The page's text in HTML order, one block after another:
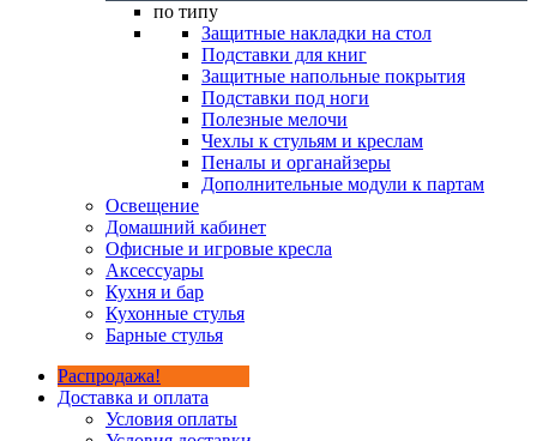
по типу
Защитные накладки на стол
Подставки для книг
Защитные напольные покрытия
Подставки под ноги
Полезные мелочи
Чехлы к стульям и креслам
Пеналы и органайзеры
Дополнительные модули к партам
Освещение
Домашний кабинет
Офисные и игровые кресла
Аксессуары
Кухня и бар
Кухонные стулья
Барные стулья
Распродажа!
Доставка и оплата
Условия оплаты